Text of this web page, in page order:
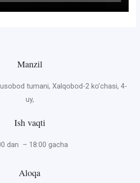
Manzil
tumani, Xalqobod-2 ko’chasi, 4-
uy,
Ish vaqti
dan – 18:00 gacha
Aloqa